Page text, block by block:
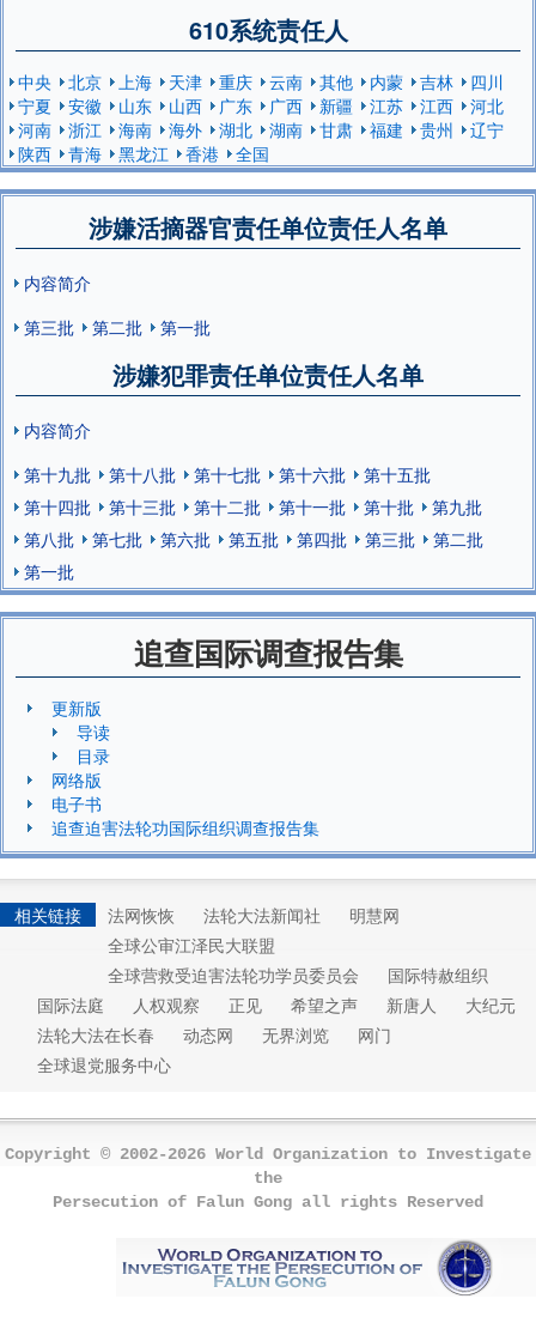
610系统责任人
中央 北京 上海 天津 重庆 云南 其他 内蒙 吉林
四川
宁夏
安徽 山东 山西 广东 广西 新疆 江苏 江西
河北
河南
浙江 海南 海外 湖北 湖南 甘肃 福建 贵州
辽宁
陕西
青海 黑龙江 香港 全国
涉嫌活摘器官责任单位责任人名单
内容简介
第三批
第二批 第一批
涉嫌犯罪责任单位责任人名单
内容简介
第十九批
第十八批 第十七批 第十六批
第十五批
第十四批
第十三批 第十二批 第十一批 第十批
第九批
第八批
第七批 第六批 第五批 第四批 第三批
第二批
第一批
追查国际调查报告集
更新版
导读
目录
网络版
电子书
追查迫害法轮功国际组织调查报告集
相关链接 法网恢恢 法轮大法新闻社
明慧网
全球公审江泽民大联盟
全球营救受迫害法轮功学员委员会
国际特赦组织
国际法庭
人权观察 正见 希望之声 新唐人
大纪元
法轮大法在长春
动态网 无界浏览
网门
全球退党服务中心
Copyright © 2002-2026 World Organization to Investigate
the
Persecution of Falun Gong all rights Reserved